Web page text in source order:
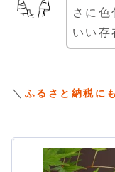
さに
いい存
＼ ふるさと納税に